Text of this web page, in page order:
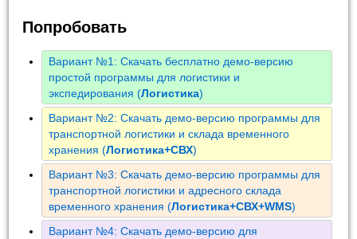
Попробовать
Вариант №1: Скачать бесплатно демо-версию
простой программы для логистики и
экспедирования (Логистика)
Вариант №2: Скачать демо-версию программы для
транспортной логистики и склада временного
хранения (Логистика+СВХ)
Вариант №3: Скачать демо-версию программы для
транспортной логистики и адресного склада
временного хранения (Логистика+СВХ+WMS)
Вариант №4: Скачать демо-версию для